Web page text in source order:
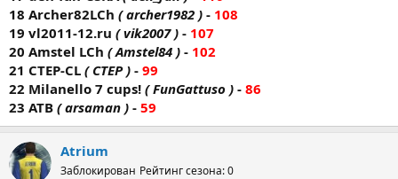
18 Archer82LCh ( archer1982 ) - 108
19 vl2011-12.ru ( vik2007 ) - 107
20 Amstel LCh ( Amstel84 ) - 102
21 CTEP-CL ( CTEP ) - 99
22 Milanello 7 cups! ( FunGattuso ) - 86
23 ATB ( arsaman ) - 59
Atrium
Заблокирован Рейтинг сезона: 0